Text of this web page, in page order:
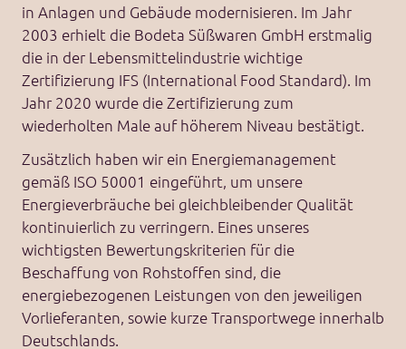
in Anlagen und Gebäude modernisieren. Im Jahr
2003 erhielt die Bodeta Süßwaren GmbH erstmalig
die in der Lebensmittelindustrie wichtige
Zertifizierung IFS (International Food Standard). Im
Jahr 2020 wurde die Zertifizierung zum
wiederholten Male auf höherem Niveau bestätigt.
Zusätzlich haben wir ein Energiemanagement
gemäß ISO 50001 eingeführt, um unsere
Energieverbräuche bei gleichbleibender Qualität
kontinuierlich zu verringern. Eines unseres
wichtigsten Bewertungskriterien für die
Beschaffung von Rohstoffen sind, die
energiebezogenen Leistungen von den jeweiligen
Vorlieferanten, sowie kurze Transportwege innerhalb
Deutschlands.